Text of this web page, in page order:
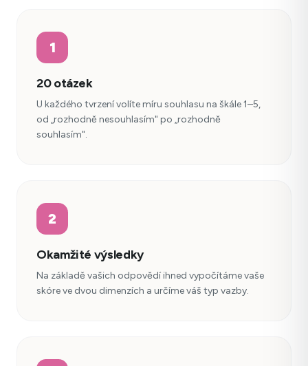
1
20 otázek
U každého tvrzení volíte míru souhlasu na škále 1–5,
od „rozhodně nesouhlasím" po „rozhodně
souhlasím".
2
Okamžité výsledky
Na základě vašich odpovědí ihned vypočítáme vaše
skóre ve dvou dimenzích a určíme váš typ vazby.